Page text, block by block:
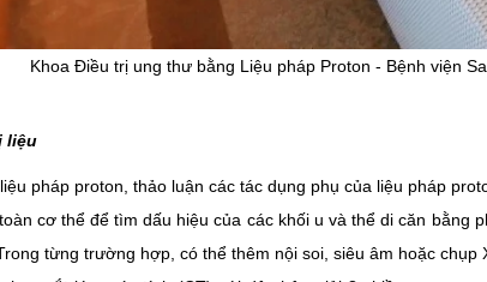
Khoa Điều trị ung thư bằng Liệu pháp Proton - Bệnh viện
liệu
pháp proton, thảo luận các tác dụng phụ của liệu pháp
cơ thể để tìm dấu hiệu của các khối u và thể di căn
từng trường hợp, có thể thêm nội soi, siêu âm hoặc chụp